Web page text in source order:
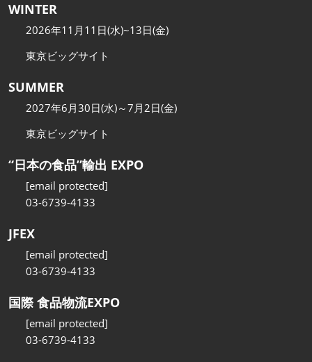
WINTER
2026年11月11日(水)~13日(金)
東京ビッグサイト
SUMMER
2027年6月30日(水)～7月2日(金)
東京ビッグサイト
“日本の食品”輸出 EXPO
[email protected]
03-6739-4133
JFEX
[email protected]
03-6739-4133
国際 食品物流EXPO
[email protected]
03-6739-4133